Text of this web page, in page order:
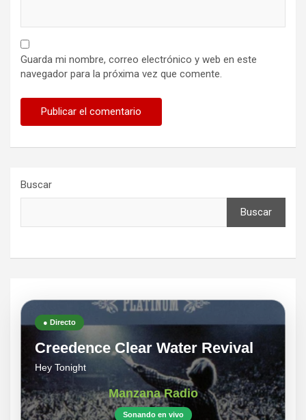
Guarda mi nombre, correo electrónico y web en este
navegador para la próxima vez que comente.
Buscar
Buscar
● Directo
Creedence Clear Water Revival
Hey Tonight
Manzana Radio
Sonando en vivo